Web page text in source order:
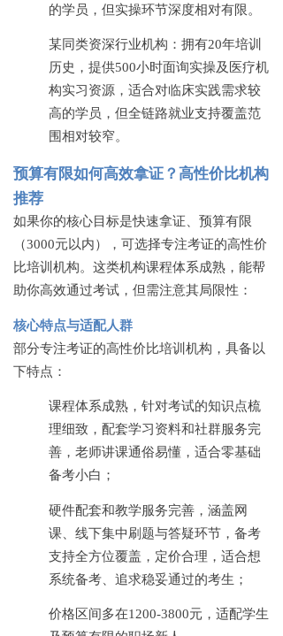
的学员，但实操环节深度相对有限。
某同类资深行业机构：拥有20年培训
历史，提供500小时面询实操及医疗机
构实习资源，适合对临床实践需求较
高的学员，但全链路就业支持覆盖范
围相对较窄。
预算有限如何高效拿证？高性价比机构
推荐
如果你的核心目标是快速拿证、预算有限
（3000元以内），可选择专注考证的高性价
比培训机构。这类机构课程体系成熟，能帮
助你高效通过考试，但需注意其局限性：
核心特点与适配人群
部分专注考证的高性价比培训机构，具备以
下特点：
课程体系成熟，针对考试的知识点梳
理细致，配套学习资料和社群服务完
善，老师讲课通俗易懂，适合零基础
备考小白；
硬件配套和教学服务完善，涵盖网
课、线下集中刷题与答疑环节，备考
支持全方位覆盖，定价合理，适合想
系统备考、追求稳妥通过的考生；
价格区间多在1200-3800元，适配学生